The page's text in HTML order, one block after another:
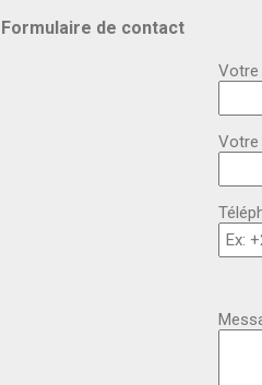
Formulaire de contact
Votre